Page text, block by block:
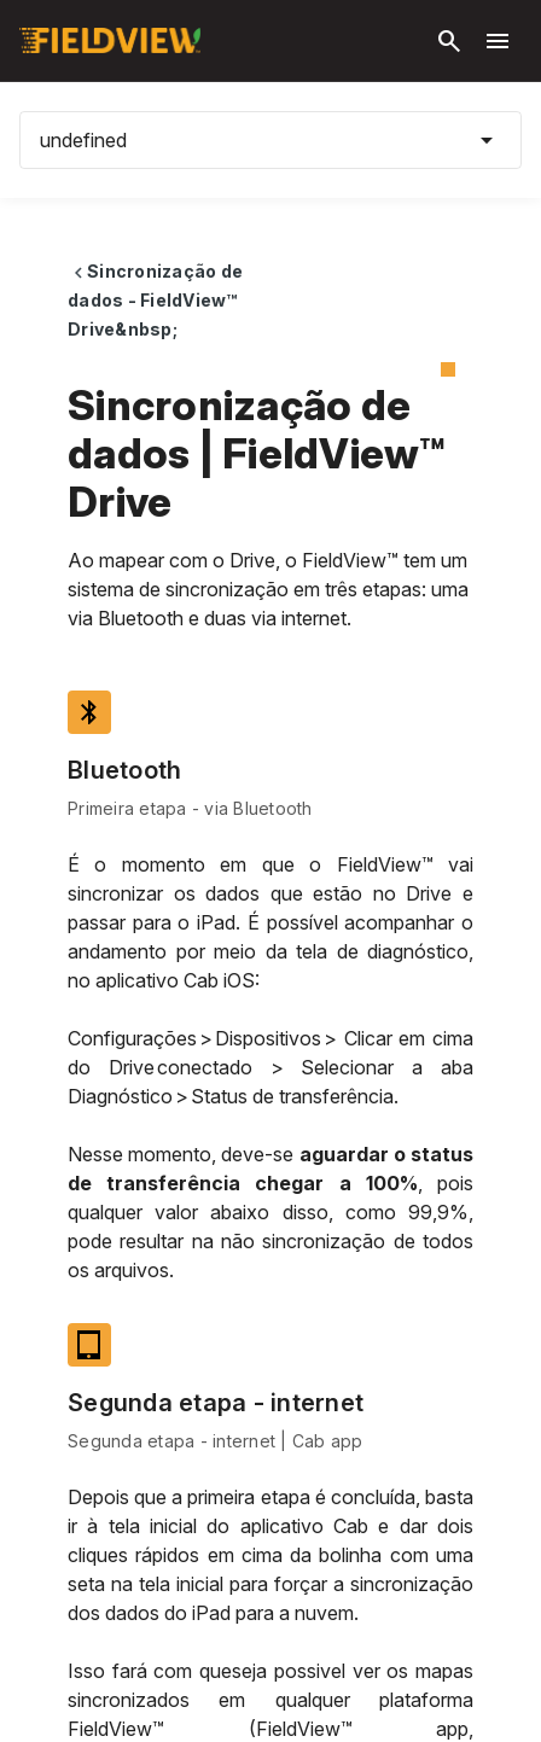
principal
search menu
undefined arrow_drop_down
chevron_leftSincronização de
dados - FieldView™
Drive&nbsp;
Sincronização de
dados | FieldView™
Drive
Ao mapear com o Drive, o FieldView™ tem um
sistema de sincronização em três etapas: uma
via Bluetooth e duas via internet.
bluetooth
Bluetooth
Primeira etapa - via Bluetooth
É o momento em que o FieldView™ vai
sincronizar os dados que estão no Drive e
passar para o iPad. É possível acompanhar o
andamento por meio da tela de diagnóstico,
no aplicativo Cab iOS:
Configurações > Dispositivos > Clicar em cima
do Drive conectado > Selecionar a aba
Diagnóstico > Status de transferência.
Nesse momento, deve-se aguardar o status
de transferência chegar a 100%, pois
qualquer valor abaixo disso, como 99,9%,
pode resultar na não sincronização de todos
os arquivos.
Segunda etapa - internet
Segunda etapa - internet | Cab app
Depois que a primeira etapa é concluída, basta
ir à tela inicial do aplicativo Cab e dar dois
cliques rápidos em cima da bolinha com uma
seta na tela inicial para forçar a sincronização
dos dados do iPad para a nuvem.
Isso fará com queseja possivel ver os mapas
sincronizados em qualquer plataforma
FieldView™ (FieldView™ app,